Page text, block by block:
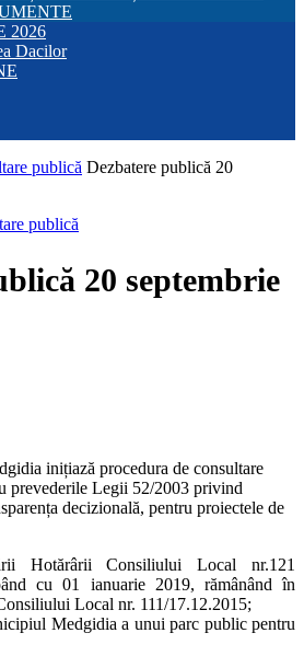
2026
Dacilor
publică Dezbatere publică 20
publică
20 septembrie
inițiază procedura de consultare
prevederile Legii 52/2003 privind
decizională, pentru proiectele de
Hotărârii Consiliului Local nr.121
cu 01 ianuarie 2019, rămânând în
Local nr. 111/17.12.2015;
Medgidia a unui parc public pentru